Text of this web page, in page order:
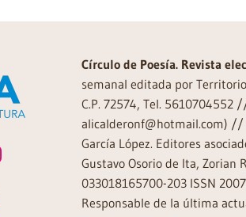
Círculo de Poesía. Revista
semanal editada por
C.P. 72574, Tel. 5610704552
alicalderonf@hotmail.com) //
García López. Editores
Gustavo Osorio de Ita, Zorian
033018165700-203 ISSN
Responsable de la última